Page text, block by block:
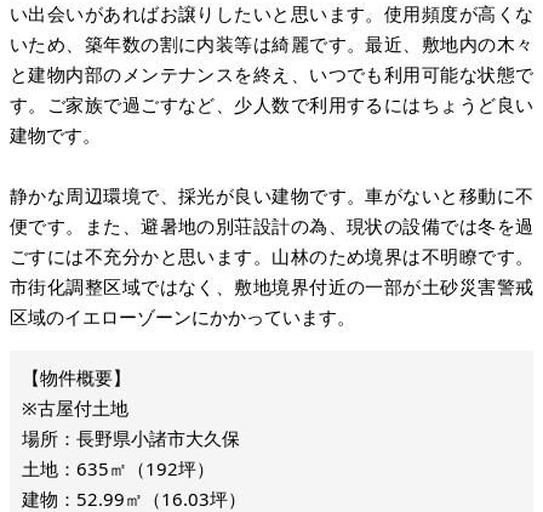
い出会いがあればお譲りしたいと思います。使用頻度が高くな
いため、築年数の割に内装等は綺麗です。最近、敷地内の木々
と建物内部のメンテナンスを終え、いつでも利用可能な状態で
す。ご家族で過ごすなど、少人数で利用するにはちょうど良い
建物です。
静かな周辺環境で、採光が良い建物です。車がないと移動に不
便です。また、避暑地の別荘設計の為、現状の設備では冬を過
ごすには不充分かと思います。山林のため境界は不明瞭です。
市街化調整区域ではなく、敷地境界付近の一部が土砂災害警戒
区域のイエローゾーンにかかっています。
※古屋付土地
場所：長野県小諸市大久保
土地：635㎡（192坪）
建物：52.99㎡（16.03坪）